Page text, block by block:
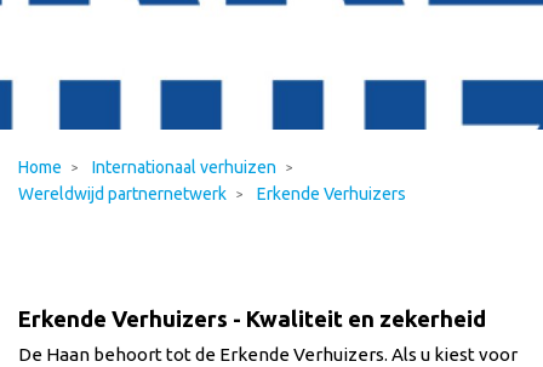
Home
Internationaal verhuizen
Wereldwijd partnernetwerk
Erkende Verhuizers
Erkende Verhuizers - Kwaliteit en zekerheid
De Haan behoort tot de Erkende Verhuizers. Als u kiest voor